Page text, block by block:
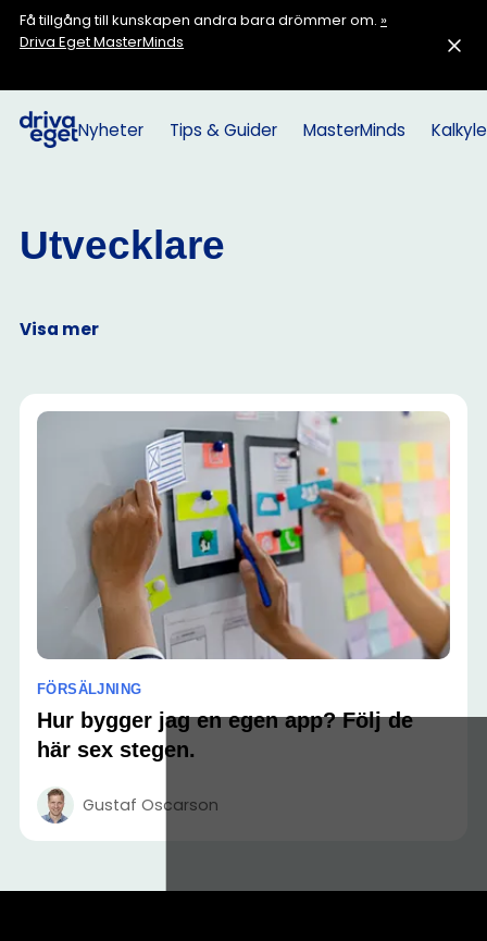
Få tillgång till kunskapen andra bara drömmer om. »
Driva Eget MasterMinds
Nyheter Tips & Guider MasterMinds
Utvecklare
Visa mer
FÖRSÄLJNING
Hur bygger jag en egen app? Följ de
här sex stegen.
Gustaf Oscarson